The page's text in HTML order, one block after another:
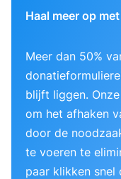
Haal meer op
Meer dan 50%
blijft liggen.
om het afhaken
door de
te voeren te
paar klikken snel